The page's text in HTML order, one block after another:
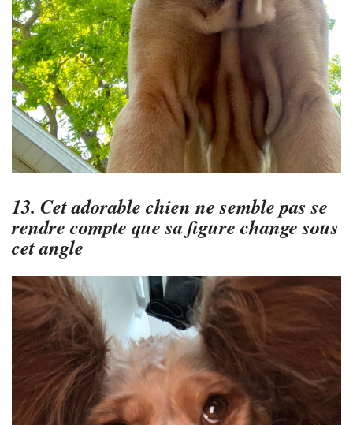
13. Cet adorable chien ne semble pas se
rendre compte que sa figure change sous
cet angle